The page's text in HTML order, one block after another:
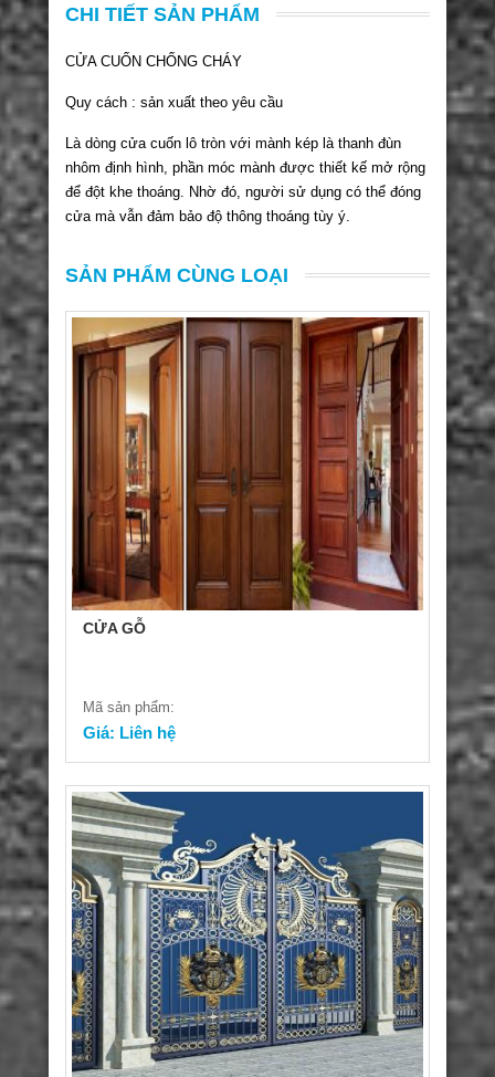
CHI TIẾT SẢN PHẨM
CỬA CUỐN CHỐNG CHÁY
Quy cách : sản xuất theo yêu cầu
Là dòng cửa cuốn lô tròn với mành kép là thanh đùn
nhôm định hình, phần móc mành được thiết kế mở rộng
để đột khe thoáng. Nhờ đó, người sử dụng có thể đóng
cửa mà vẫn đảm bảo độ thông thoáng tùy ý.
SẢN PHẨM CÙNG LOẠI
CỬA GỖ
Mã sản phẩm:
Giá: Liên hệ